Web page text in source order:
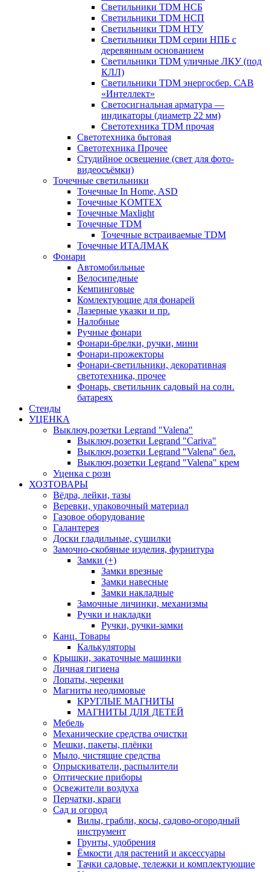
Светильники TDM НСБ
Светильники TDM НСП
Светильники TDM НТУ
Светильники TDM серии НПБ с
деревянным основанием
Светильники TDM уличные ЛКУ (под
КЛЛ)
Светильники TDM энергосбер. САВ
«Интеллект»
Светосигнальная арматура —
индикаторы (диаметр 22 мм)
Светотехника TDM прочая
Светотехника бытовая
Светотехника Прочее
Студийное освещение (свет для фото-
видеосъёмки)
Точечные светильники
Точечные In Home, ASD
Точечные KOMTEX
Точечные Maxlight
Точечные TDM
Точечные встраиваемые TDM
Точечные ИТАЛМАК
Фонари
Автомобильные
Велосипедные
Кемпинговые
Комлектующие для фонарей
Лазерные указки и пр.
Налобные
Ручные фонари
Фонари-брелки, ручки, мини
Фонари-прожекторы
Фонари-светильники, декоративная
светотехника, прочее
Фонарь, светильник садовый на солн.
батареях
Стенды
УЦЕНКА
Выключ,розетки Legrand "Valena"
Выключ,розетки Legrand "Cariva"
Выключ,розетки Legrand "Valena" бел.
Выключ,розетки Legrand "Valena" крем
Уценка с розн
ХОЗТОВАРЫ
Вёдра, лейки, тазы
Веревки, упаковочный материал
Газовое оборудование
Галантерея
Доски гладильные, сушилки
Замочно-скобяные изделия, фурнитура
Замки (+)
Замки врезные
Замки навесные
Замки накладные
Замочные личинки, механизмы
Ручки и накладки
Ручки, ручки-замки
Канц. Товары
Калькуляторы
Крышки, закаточные машинки
Личная гигиена
Лопаты, черенки
Магниты неодимовые
КРУГЛЫЕ МАГНИТЫ
МАГНИТЫ ДЛЯ ДЕТЕЙ
Мебель
Механические средства очистки
Мешки, пакеты, плёнки
Мыло, чистящие средства
Опрыскиватели, распылители
Оптические приборы
Освежители воздуха
Перчатки, краги
Сад и огород
Вилы, грабли, косы, садово-огородный
инструмент
Грунты, удобрения
Ёмкости для растений и аксессуары
Тачки садовые, тележки и комплектующие